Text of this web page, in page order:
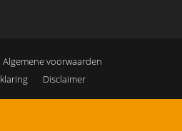
Algemene voorwaarden
Disclaimer